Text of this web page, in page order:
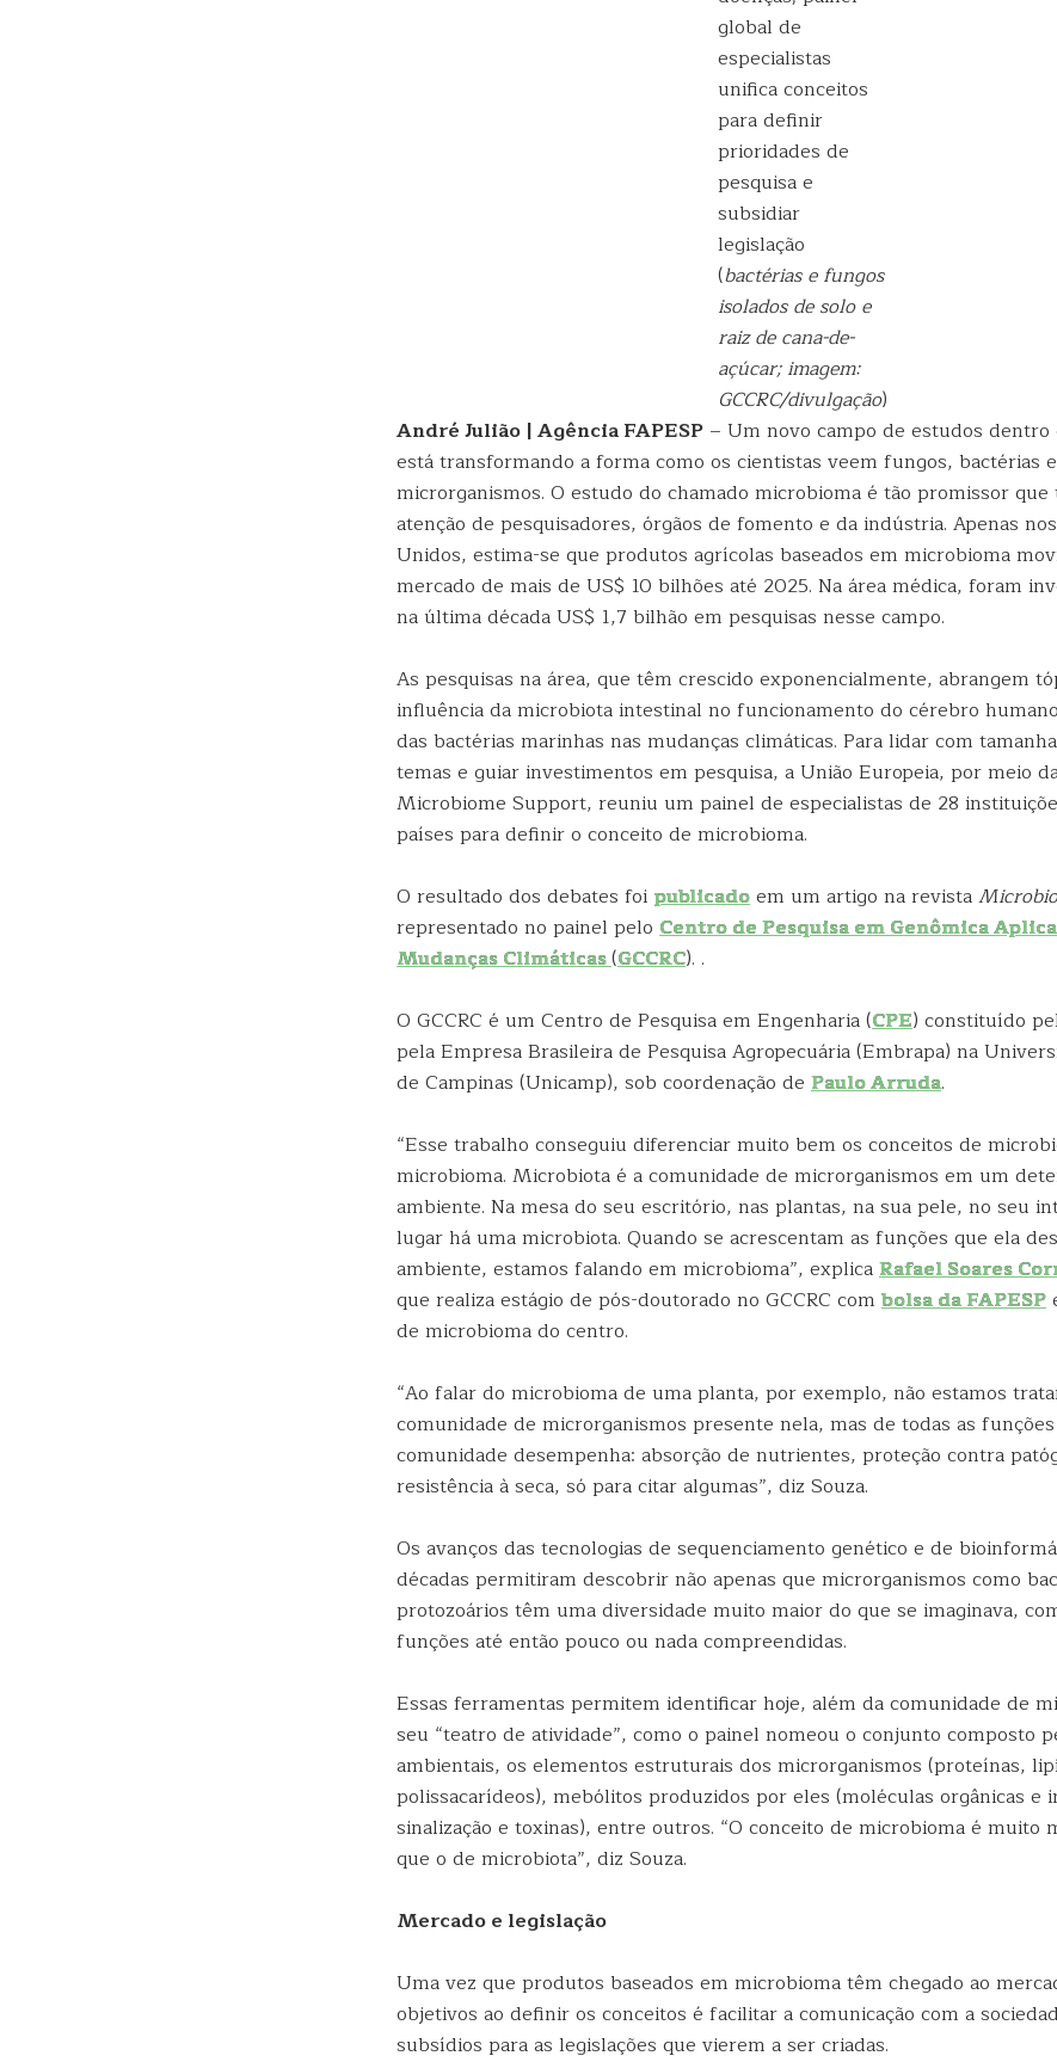
global de
especialistas
unifica conceitos
para definir
prioridades de
pesquisa e
subsidiar
legislação
(bactérias e fungos
isolados de solo e
raiz de cana-de-
açúcar; imagem:
GCCRC/divulgação)
André Julião | Agência FAPESP – Um novo campo de estudos
está transformando a forma como os cientistas veem fungos, bactérias
microrganismos. O estudo do chamado microbioma é tão promissor
atenção de pesquisadores, órgãos de fomento e da indústria. Apenas
Unidos, estima-se que produtos agrícolas baseados em microbioma
mercado de mais de US$ 10 bilhões até 2025. Na área médica, foram
na última década US$ 1,7 bilhão em pesquisas nesse campo.
As pesquisas na área, que têm crescido exponencialmente, abrangem
influência da microbiota intestinal no funcionamento do cérebro
das bactérias marinhas nas mudanças climáticas. Para lidar com
temas e guiar investimentos em pesquisa, a União Europeia, por meio
Microbiome Support, reuniu um painel de especialistas de 28
países para definir o conceito de microbioma.
O resultado dos debates foi publicadoem um artigo na revista
representado no painel pelo Centro de Pesquisa em Genômica
Mudanças Climáticas(GCCRC). .
O GCCRC é um Centro de Pesquisa em Engenharia (CPE) constituído
pela Empresa Brasileira de Pesquisa Agropecuária (Embrapa) na
de Campinas (Unicamp), sob coordenação de Paulo Arruda.
“Esse trabalho conseguiu diferenciar muito bem os conceitos de
microbioma. Microbiota é a comunidade de microrganismos em um
ambiente. Na mesa do seu escritório, nas plantas, na sua pele, no seu
lugar há uma microbiota. Quando se acrescentam as funções que ela
ambiente, estamos falando em microbioma”, explicaRafael Soares
que realiza estágio de pós-doutorado no GCCRC com bolsa da FAPESP
de microbioma do centro.
“Ao falar do microbioma de uma planta, por exemplo, não estamos
comunidade de microrganismos presente nela, mas de todas as
comunidade desempenha: absorção de nutrientes, proteção contra
resistência à seca, só para citar algumas”, diz Souza.
Os avanços das tecnologias de sequenciamento genético e de
décadas permitiram descobrir não apenas que microrganismos como
protozoários têm uma diversidade muito maior do que se imaginava,
funções até então pouco ou nada compreendidas.
Essas ferramentas permitem identificar hoje, além da comunidade de
seu “teatro de atividade”, como o painel nomeou o conjunto composto
ambientais, os elementos estruturais dos microrganismos (proteínas,
polissacarídeos), mebólitos produzidos por eles (moléculas orgânicas e
sinalização e toxinas), entre outros. “O conceito de microbioma é muito
que o de microbiota”, diz Souza.
Mercado e legislação
Uma vez que produtos baseados em microbioma têm chegado ao
objetivos ao definir os conceitos é facilitar a comunicação com a
subsídios para as legislações que vierem a ser criadas.